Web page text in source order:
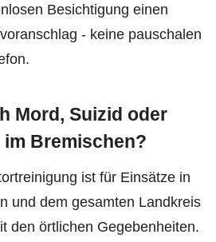
Besichtigung einen
- keine pauschalen
Mord, Suizid oder
Bremischen?
ist für Einsätze in
und dem gesamten Landkreis
den örtlichen Gegebenheiten.